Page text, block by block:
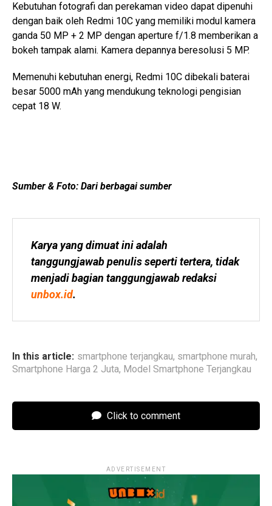
Kebutuhan fotografi dan perekaman video dapat dipenuhi
dengan baik oleh Redmi 10C yang memiliki modul kamera
ganda 50 MP + 2 MP dengan aperture f/1.8 memberikan a
bokeh tampak alami. Kamera depannya beresolusi 5 MP.
Memenuhi kebutuhan energi, Redmi 10C dibekali baterai
besar 5000 mAh yang mendukung teknologi pengisian
cepat 18 W.
Sumber & Foto: Dari berbagai sumber
Karya yang dimuat ini adalah
tanggungjawab penulis seperti tertera, tidak
unbox.id.
In this article: smartphone terjangkau, smartphone murah,
Smartphone Harga 2 Juta, Model Smartphone Terjangkau
Click to comment
ADVERTISEMENT